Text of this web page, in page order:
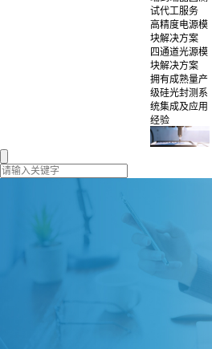
试代工服务
高精度电源模
块解决方案
四通道光源模
块解决方案
拥有成熟量产
级硅光封测系
统集成及应用
经验